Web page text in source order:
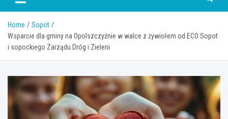
Home
Sopot
Wsparcie dla gminy na Opolszczyźnie w walce z żywiołem od ECO Sopot
i sopockiego Zarządu Dróg i Zieleni